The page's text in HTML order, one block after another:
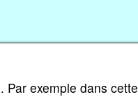
Par exemple dans cette